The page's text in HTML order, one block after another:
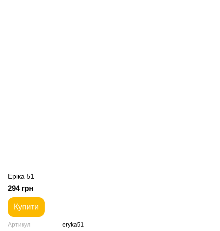
Еріка 51
294 грн
Купити
Артикул
eryka51